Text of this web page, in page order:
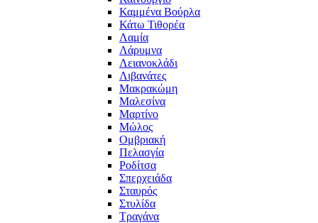
Καμμένα Βούρλα
Κάτω Τιθορέα
Λαμία
Λάρυμνα
Λειανοκλάδι
Λιβανάτες
Μακρακώμη
Μαλεσίνα
Μαρτίνο
Μώλος
Ομβριακή
Πελασγία
Ροδίτσα
Σπερχειάδα
Σταυρός
Στυλίδα
Τραγάνα